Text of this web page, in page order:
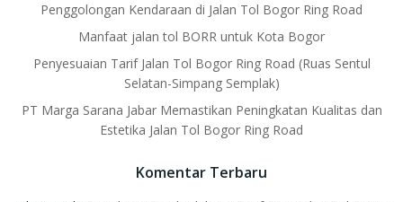
Penggolongan Kendaraan di Jalan Tol Bogor Ring Road
Manfaat jalan tol BORR untuk Kota Bogor
Penyesuaian Tarif Jalan Tol Bogor Ring Road (Ruas Sentul
Selatan-Simpang Semplak)
PT Marga Sarana Jabar Memastikan Peningkatan Kualitas dan
Estetika Jalan Tol Bogor Ring Road
Komentar Terbaru